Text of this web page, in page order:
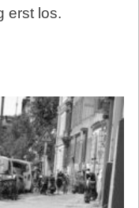
erst los.